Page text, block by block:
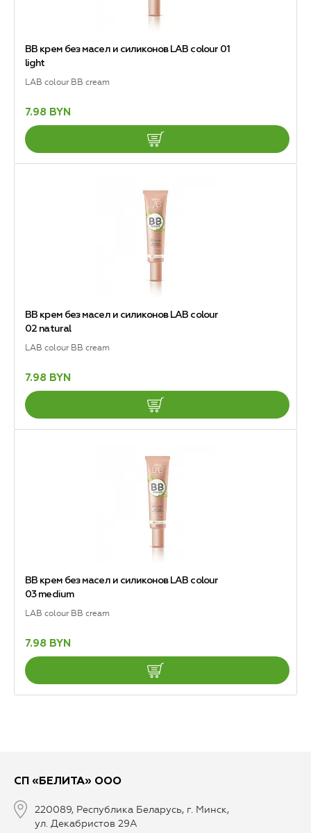
BB крем без масел и силиконов LAB colour 01
light
LAB colour BB cream
7.98 BYN
BB крем без масел и силиконов LAB colour
02 natural
LAB colour BB cream
7.98 BYN
BB крем без масел и силиконов LAB colour
03 medium
LAB colour BB cream
7.98 BYN
СП «БЕЛИТА» ООО
220089, Республика Беларусь, г. Минск,
ул. Декабристов 29А